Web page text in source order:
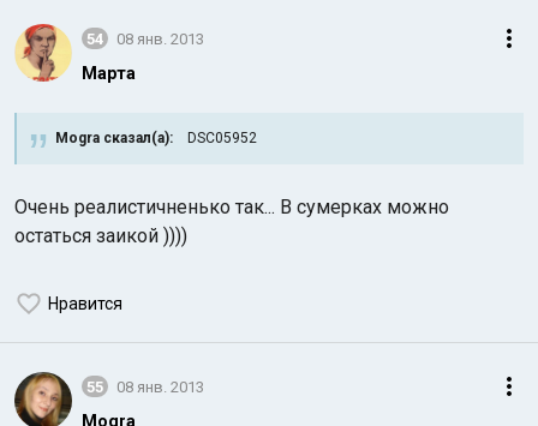
54 08 янв. 2013
Марта
Mogra сказал(а): DSC05952
Очень реалистичненько так... В сумерках можно
остаться заикой ))))
Нравится
55 08 янв. 2013
Mogra